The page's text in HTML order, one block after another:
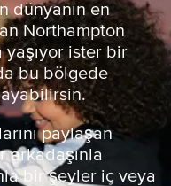
dünyanın en
Northampton
ister bir
bu bölgede
paylaşan
arkadaşınla
bir şeyler iç veya